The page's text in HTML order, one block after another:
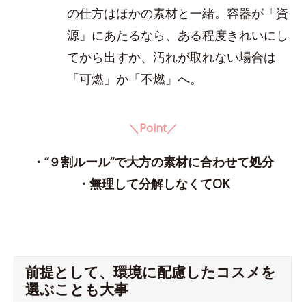
の仕方はほかの素材と一緒。容器が「資
源」にあたるなら、ある程度きれいにし
てから出すか、汚れが取れない場合は
「可燃」か「不燃」へ。
＼Point／
・“９割ルール”で大方の素材に合わせて処分
・無理して分解しなくてOK
前提として、環境に配慮したコスメを
選ぶことも大事